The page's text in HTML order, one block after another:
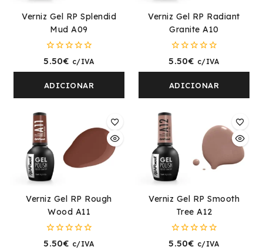
Verniz Gel RP Splendid
Mud A09
0
fora
5
5.50€ c/IVA
ADICIONAR
Verniz Gel RP Radiant
Granite A10
0
fora
5
5.50€ c/IVA
ADICIONAR
Verniz Gel RP Rough
Wood A11
0
5.50€ c/IVA
Verniz Gel RP Smooth
Tree A12
0
5.50€ c/IVA